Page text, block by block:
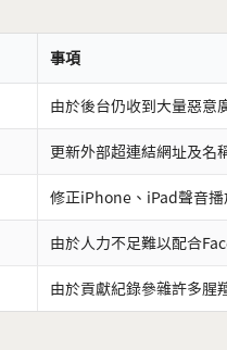
事項
由於後台仍收到大量惡意
更新外部超連結網址及名
修正iPhone、iPad聲音播
由於人力不足難以配合
由於貢獻紀錄參雜許多腥